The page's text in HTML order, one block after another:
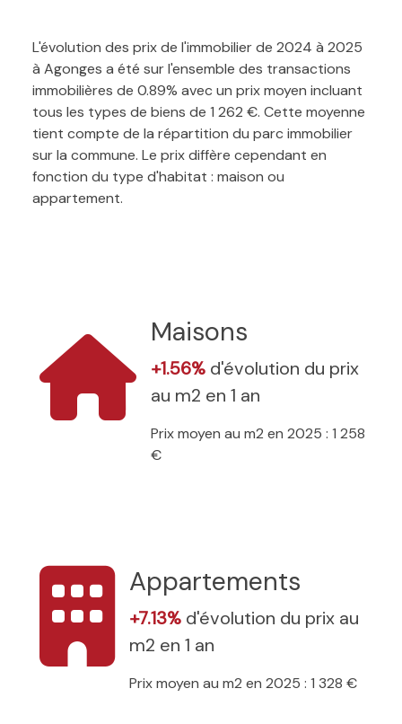
L'évolution des prix de l'immobilier de 2024 à 2025
à Agonges a été sur l'ensemble des transactions
immobilières de 0.89% avec un prix moyen incluant
tous les types de biens de 1 262 €. Cette moyenne
tient compte de la répartition du parc immobilier
sur la commune. Le prix diffère cependant en
fonction du type d'habitat : maison ou
appartement.
Maisons
+1.56% d'évolution du prix
au m2 en 1 an
Prix moyen au m2 en 2025 : 1 258
€
Appartements
+7.13% d'évolution du prix au
m2 en 1 an
Prix moyen au m2 en 2025 : 1 328 €